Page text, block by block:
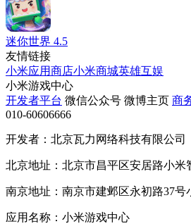
迷你世界 4.5
友情链接
小米应用商店小米商城英雄互娱
小米游戏中心
开发者平台 微信公众号 微博主页 商
010-60606666
开发者：北京瓦力网络科技有限公司
北京地址：北京市昌平区安居路小米
南京地址：南京市建邺区永初路37号
应用名称：小米游戏中心